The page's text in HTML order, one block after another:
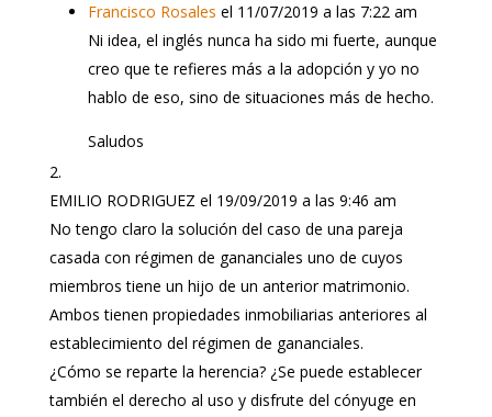
Francisco Rosales el 11/07/2019 a las 7:22 am
Ni idea, el inglés nunca ha sido mi fuerte, aunque
creo que te refieres más a la adopción y yo no
hablo de eso, sino de situaciones más de hecho.
Saludos
EMILIO RODRIGUEZ el 19/09/2019 a las 9:46 am
No tengo claro la solución del caso de una pareja
casada con régimen de gananciales uno de cuyos
miembros tiene un hijo de un anterior matrimonio.
Ambos tienen propiedades inmobiliarias anteriores al
establecimiento del régimen de gananciales.
¿Cómo se reparte la herencia? ¿Se puede establecer
también el derecho al uso y disfrute del cónyuge en